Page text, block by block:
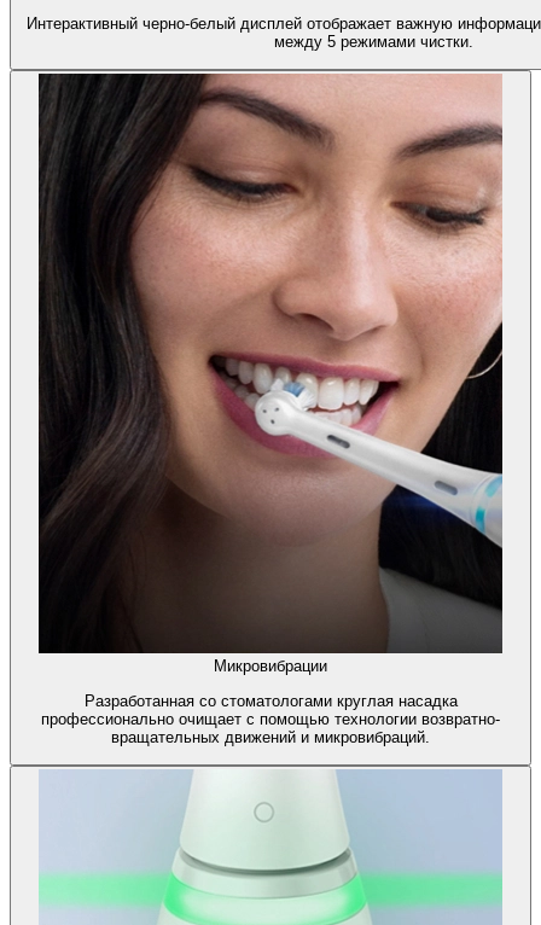
Интерактивный черно-белый дисплей отображает важную
между 5 режимами чистки.
Микровибрации
Разработанная со стоматологами круглая насадка
профессионально очищает с помощью технологии возвратно-
вращательных движений и микровибраций.